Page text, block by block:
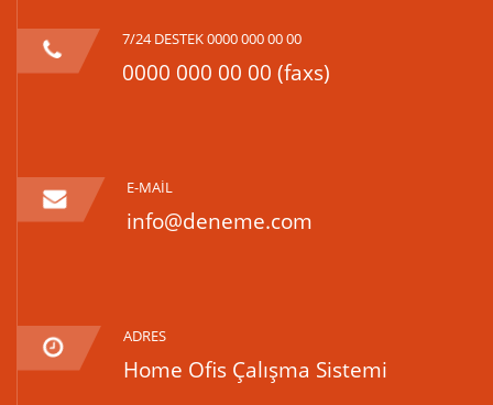
7/24 DESTEK 0000 000 00 00
0000 000 00 00 (faxs)
E-MAİL
info@deneme.com
ADRES
Home Ofis Çalışma Sistemi